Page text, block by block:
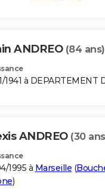
ANDREO (84 ans)
1941 à DEPARTEMENT
ANDREO (30
1995 à Marseille (
)